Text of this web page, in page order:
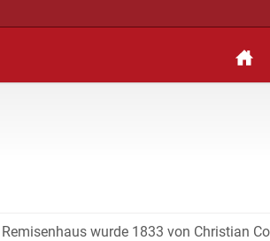
wurde 1833 von Christian